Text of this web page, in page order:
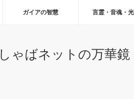
ガイアの智慧 言霊・音魂・
しゃばネットの万華鏡